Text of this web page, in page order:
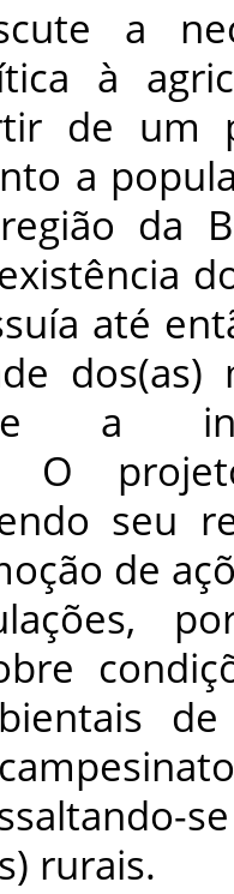
a
à
de um
a
da
até
dos(as)
se a
O
seu
de
de
rurais.